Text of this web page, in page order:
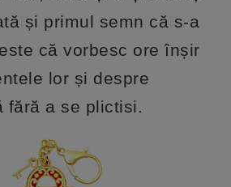
și primul semn că s-a
că vorbesc ore înșir
lor și despre
fără a se plictisi.